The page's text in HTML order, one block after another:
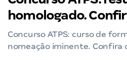
homologado.
Concurso ATPS: curso de
nomeação iminente. Confira